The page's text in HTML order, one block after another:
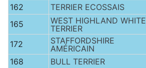
162 TERRIER ECOSSAIS
165
WEST HIGHLAND WHITE
TERRIER
172
STAFFORDSHIRE
AMÉRICAIN
168 BULL TERRIER